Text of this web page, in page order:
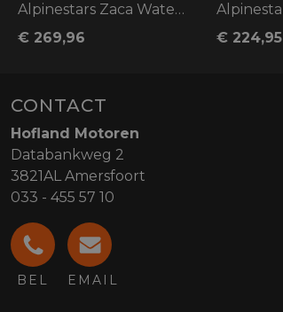
Alpinestars Zaca Waterproof
€ 269,96
€ 224,95
CONTACT
Hofland Motoren
Databankweg 2
3821AL Amersfoort
033 - 455 57 10
BEL EMAIL